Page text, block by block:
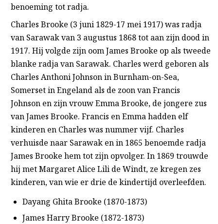
benoeming tot radja.
Charles Brooke (3 juni 1829-17 mei 1917) was radja
van Sarawak van 3 augustus 1868 tot aan zijn dood in
1917. Hij volgde zijn oom James Brooke op als tweede
blanke radja van Sarawak. Charles werd geboren als
Charles Anthoni Johnson in Burnham-on-Sea,
Somerset in Engeland als de zoon van Francis
Johnson en zijn vrouw Emma Brooke, de jongere zus
van James Brooke. Francis en Emma hadden elf
kinderen en Charles was nummer vijf. Charles
verhuisde naar Sarawak en in 1865 benoemde radja
James Brooke hem tot zijn opvolger. In 1869 trouwde
hij met Margaret Alice Lili de Windt, ze kregen zes
kinderen, van wie er drie de kindertijd overleefden.
Dayang Ghita Brooke (1870-1873)
James Harry Brooke (1872-1873)